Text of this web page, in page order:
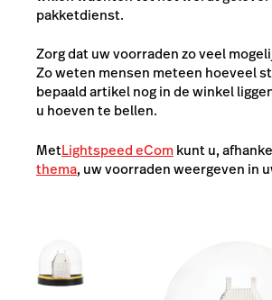
pakketdienst.
Zorg dat uw voorraden zo veel
Zo weten mensen meteen hoeveel
bepaald artikel nog in de winkel
u hoeven te bellen.
MetLightspeed eComkunt u,
thema, uw voorraden weergeven in